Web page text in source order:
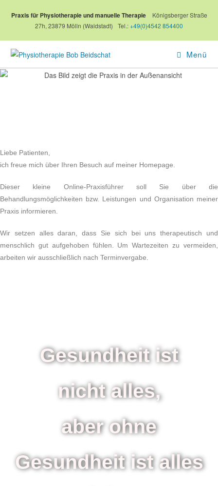
Praxis für Physiotherapie und manuelle Therapie
Königsberger Straße
27h, 23879 Mölln (Waldstadt)
Tel.:+49(0)4542 854400
Menü
Liebe Patienten,
ich freue mich über Ihren Besuch auf meiner Homepage.
Dieser kleine Online-Praxisführer soll Sie über die
Behandlungsmöglichkeiten bzw. Leistungen und Organisation meiner
Praxis informieren.
Wir setzen alles daran, dass Sie sich bei uns therapeutisch und
menschlich gut aufgehoben fühlen. Um Wartezeiten zu vermeiden,
arbeiten wir ausschließlich nach Terminvergabe.
Gesundheit ist
nicht alles,
aber ohne
Gesundheit ist alles